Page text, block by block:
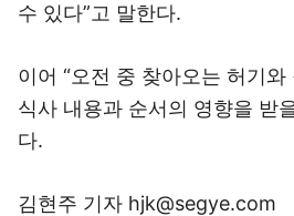
수 있다”고 말한다.
이어 “오전 중 찾아오는 허기
식사 내용과 순서의 영향을 받
다.
김현주 기자 hjk@segye.com